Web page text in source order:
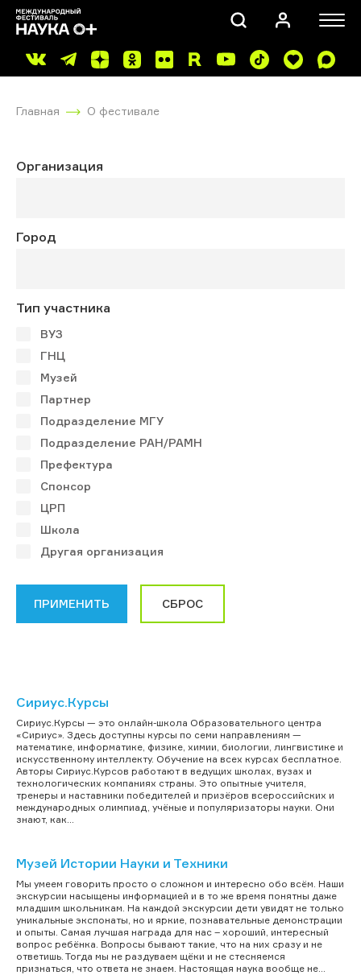
Главная О фестивале
Организация
Город
Тип участника
ВУЗ
ГНЦ
Музей
Партнер
Подразделение МГУ
Подразделение РАН/РАМН
Префектура
Спонсор
ЦРП
Школа
Другая организация
Сириус.Курсы
Сириус.Курсы — это онлайн-школа Образовательного центра
«Сириус». Здесь доступны курсы по семи направлениям —
математике, информатике, физике, химии, биологии, лингвистике и
искусственному интеллекту. Обучение на всех курсах бесплатное.
Авторы Сириус.Курсов работают в ведущих школах, вузах и
технологических компаниях страны. Это опытные учителя,
тренеры и наставники победителей и призёров всероссийских и
международных олимпиад, учёные и популяризаторы науки. Они
знают, как...
Музей Истории Науки и Техники
Мы умеем говорить просто о сложном и интересно обо всём. Наши
экскурсии насыщены информацией и в то же время понятны даже
младшим школьникам. На каждой экскурсии дети увидят не только
уникальные экспонаты, но и яркие, познавательные демонстрации
и опыты. Самая лучшая награда для нас – хороший, интересный
вопрос ребёнка. Вопросы бывают такие, что на них сразу и не
ответишь. Тогда мы не раздуваем щёки и не стесняемся
признаться, что ответа не знаем. Настоящая наука вообще не...